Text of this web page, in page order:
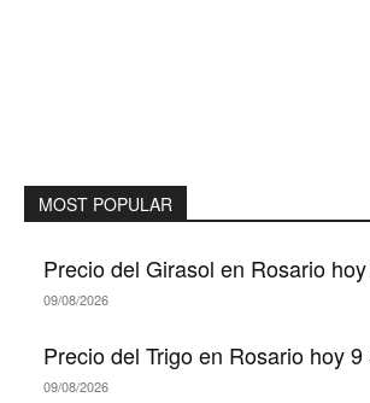
MOST POPULAR
Precio del Girasol en Rosario
09/08/2026
Precio del Trigo en Rosario hoy
09/08/2026